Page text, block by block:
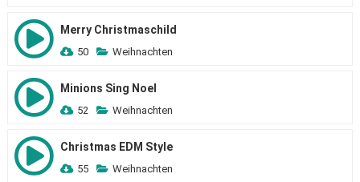
Merry Christmaschild
50 Weihnachten
Minions Sing Noel
52 Weihnachten
Christmas EDM Style
55 Weihnachten